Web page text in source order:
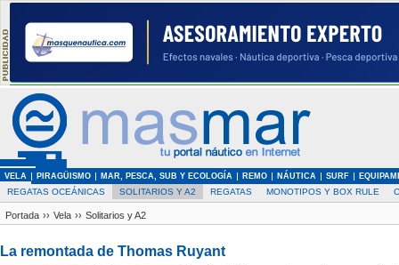
VELA PIRAGÜISMO MAR, PESCA, SUB Y ECOLOGÍA REMO NÁUTICA SURF
REGATAS OCEÁNICAS SOLITARIOS Y A2 REGATAS MONOTIPOS Y BOX RULE
Portada ›› Vela ›› Solitarios y A2
La remontada de Thomas Ruyant